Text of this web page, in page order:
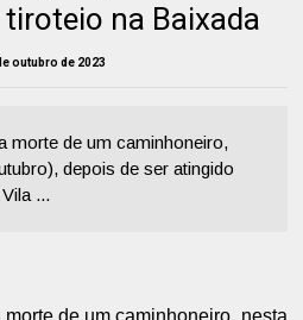
na Baixada
outubro de 2023
morte de um caminhoneiro,
depois de ser atingido
...